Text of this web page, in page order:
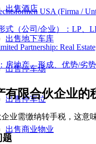
出售酒店
出售地下车库
出售停车场
出售停车位
出售商业物业
式（公司/企业）：LP、
房地产、形成、优势/劣
有限合伙企业的
业需缴纳转手税，这意
题